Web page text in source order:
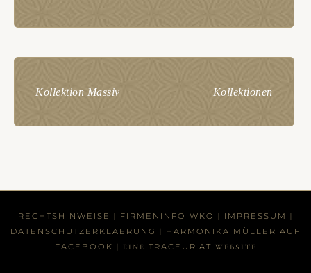
Kollektion Massiv Kollektionen
RECHTSHINWEISE FIRMENINFO WKO IMPRESSUM
DATENSCHUTZERKLAERUNG
HARMONIKA MÜLLER AUF
FACEBOOK
| EINE TRACEUR.AT WEBSITE